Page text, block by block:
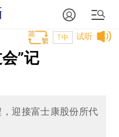
试听
T中
”记
迎接富士康股份所代